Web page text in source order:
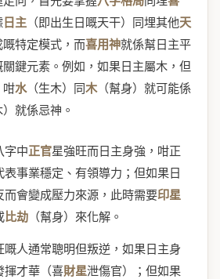
日主 （即出生日嘅天干）同埋其他天
特定模式，而喜用神就係幫日主平
鍵元素。例如，如果日主屬木，但
咁水（生木）同木（幫身）就可能係
就係忌神。
字中正官星強旺而日主身強，咁正
表事業穩定、有領導力；但如果日
而會變成壓力來源，此時需要印星
比劫 （幫身）來化解。
嘅人通常聰明但叛逆，如果日主身
揮才華（喜財星泄傷官）；但如果